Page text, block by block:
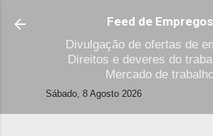
Avançar para o conteúdo
Feed de Empregos
Divulgação de ofertas de
Direitos e deveres do
Mercado de
Sábado, 8 Agosto 2026